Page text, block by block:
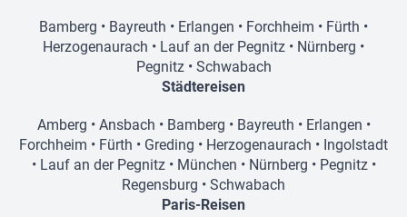
Bamberg • Bayreuth • Erlangen • Forchheim • Fürth •
Herzogenaurach • Lauf an der Pegnitz • Nürnberg •
Pegnitz• Schwabach
Städtereisen
Amberg • Ansbach • Bamberg • Bayreuth • Erlangen •
Forchheim • Fürth • Greding • Herzogenaurach • Ingolstadt
• Lauf an der Pegnitz• München • Nürnberg • Pegnitz•
Regensburg • Schwabach
Paris-Reisen